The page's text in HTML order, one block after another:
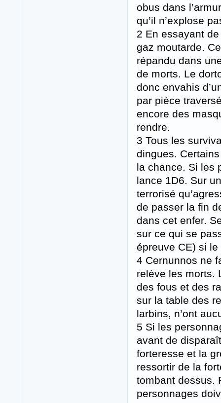
obus dans
qu’il n’explose
2 En essayant
gaz moutarde.
répandu dans
de morts. Le
donc envahis
par pièce
encore des
rendre.
3 Tous les
dingues.
la chance. Si les
lance 1D6. Sur
terrorisé
de passer la fin
dans cet enfer.
sur ce qui se
épreuve CE) si
4 Cernunnos ne
relève les morts.
des fous et des
sur la table des
larbins, n’ont
5 Si les
avant de
forteresse et la
ressortir de la
tombant dessus.
personnages